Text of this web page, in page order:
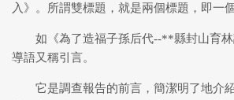
入》。所謂雙標題，就是兩個標題，即一
如《為了造福子孫后代--**縣封山育
導語又稱引言。
它是調查報告的前言，簡潔明了地介